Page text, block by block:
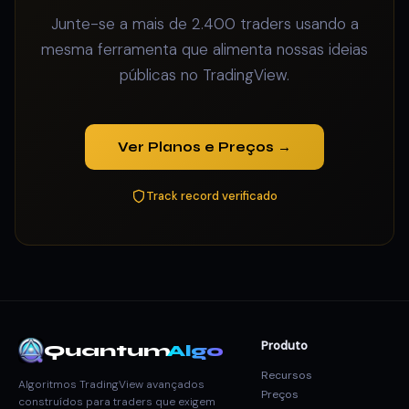
Junte-se a mais de 2.400 traders usando a
mesma ferramenta que alimenta nossas ideias
públicas no TradingView.
Ver Planos e Preços →
Track record verificado
QuantumAlgo
Algoritmos TradingView avançados
construídos para traders que exigem
Produto
Recursos
Preços